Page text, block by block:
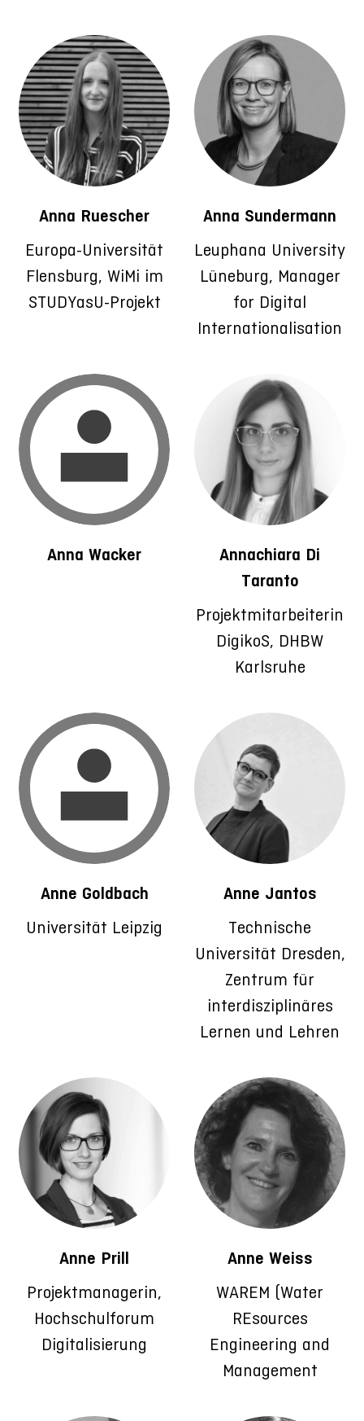
Anna Ruescher
Europa-Universität
Flensburg, WiMi im
STUDYasU-Projekt
Anna Sundermann
Leuphana University
Lüneburg, Manager
for Digital
Internationalisation
Anna Wacker
Annachiara Di
Taranto
Projektmitarbeiterin
DigikoS, DHBW
Karlsruhe
Anne Goldbach
Universität Leipzig
Anne Jantos
Technische
Universität Dresden,
Zentrum für
interdisziplinäres
Lernen und Lehren
Anne Prill
Projektmanagerin,
Hochschulforum
Digitalisierung
Anne Weiss
WAREM (Water
REsources
Engineering and
Management